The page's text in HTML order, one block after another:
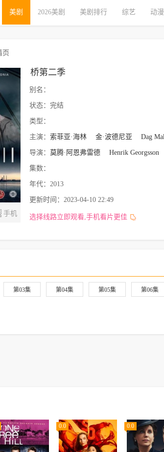
美剧 2026美剧 美剧排行 综艺 动漫
页
手机
桥第二季
别名：
状态： 完结
类型：
主演： 索菲亚·海林 金·波德尼亚 Dag
导演： 莫腾·阿恩弗雷德 Henrik Georgsson
集数：
年代： 2013
更新时间： 2023-04-10 22:49
选择线路立即观看,手机看片更佳
第03集 第04集 第05集 第06集
0.0 0.0